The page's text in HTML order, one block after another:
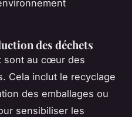
des déchets
sont au cœur des
Cela inclut le recyclage
des emballages ou
sensibiliser les